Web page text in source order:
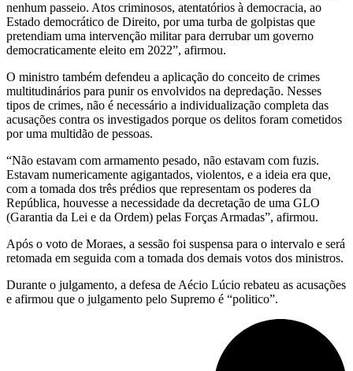
nenhum passeio. Atos criminosos, atentatórios à democracia, ao
Estado democrático de Direito, por uma turba de golpistas que
pretendiam uma intervenção militar para derrubar um governo
democraticamente eleito em 2022”, afirmou.
O ministro também defendeu a aplicação do conceito de crimes
multitudinários para punir os envolvidos na depredação. Nesses
tipos de crimes, não é necessário a individualização completa das
acusações contra os investigados porque os delitos foram cometidos
por uma multidão de pessoas.
“Não estavam com armamento pesado, não estavam com fuzis.
Estavam numericamente agigantados, violentos, e a ideia era que,
com a tomada dos três prédios que representam os poderes da
República, houvesse a necessidade da decretação de uma GLO
(Garantia da Lei e da Ordem) pelas Forças Armadas”, afirmou.
Após o voto de Moraes, a sessão foi suspensa para o intervalo e será
retomada em seguida com a tomada dos demais votos dos ministros.
Durante o julgamento, a defesa de Aécio Lúcio rebateu as acusações
e afirmou que o julgamento pelo Supremo é “politico”.